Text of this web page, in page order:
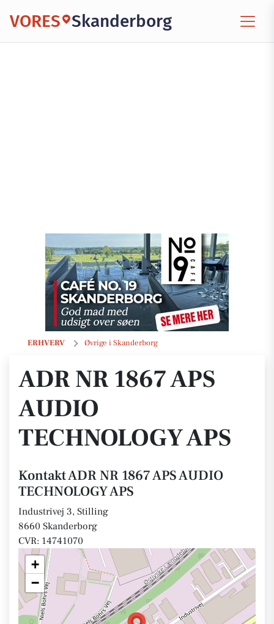
VORES Skanderborg
ERHVERV Øvrige i Skanderborg
ADR NR 1867 APS AUDIO TECHNOLOGY APS
ADR NR 1867 APS
AUDIO
TECHNOLOGY APS
Kontakt ADR NR 1867 APS AUDIO
TECHNOLOGY APS
Industrivej 3, Stilling
8660 Skanderborg
CVR: 14741070
+
−